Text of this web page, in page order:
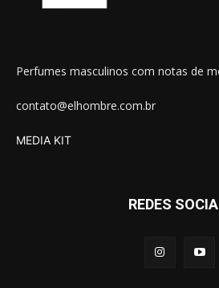
Perfumes masculinos com notas de
contato@elhombre.com.br
MEDIA KIT
REDES